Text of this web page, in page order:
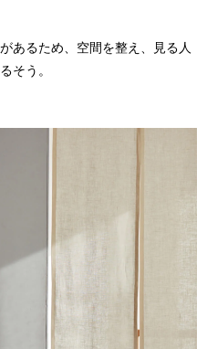
あるため、空間を整え、見る人
そう。